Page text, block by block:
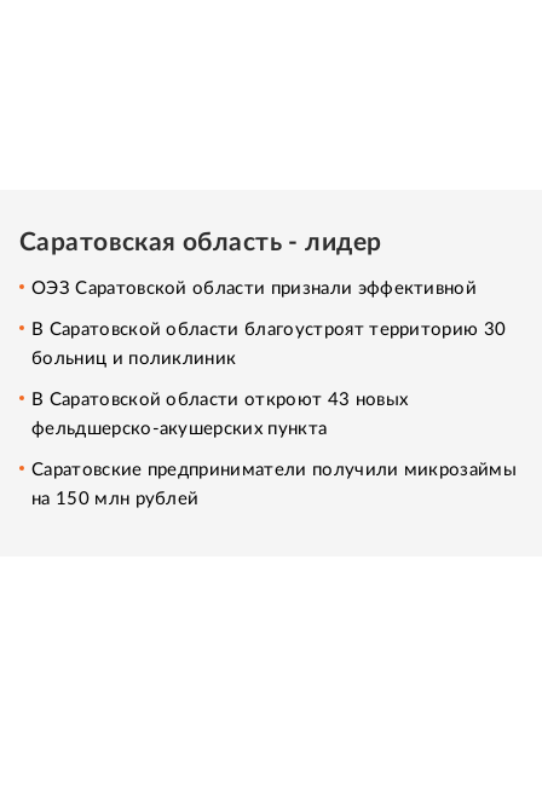
Саратовская область - лидер
ОЭЗ Саратовской области признали эффективной
В Саратовской области благоустроят территорию 30
больниц и поликлиник
В Саратовской области откроют 43 новых
фельдшерско-акушерских пункта
Саратовские предприниматели получили микрозаймы
на 150 млн рублей